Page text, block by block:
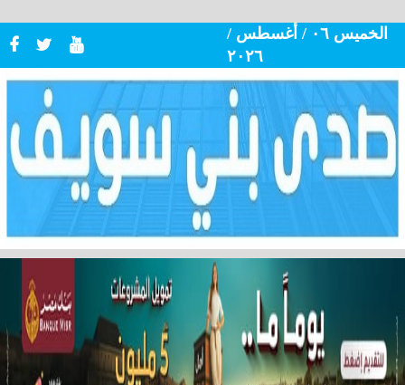
الخميس ٠٦ / أغسطس /
٢٠٢٦